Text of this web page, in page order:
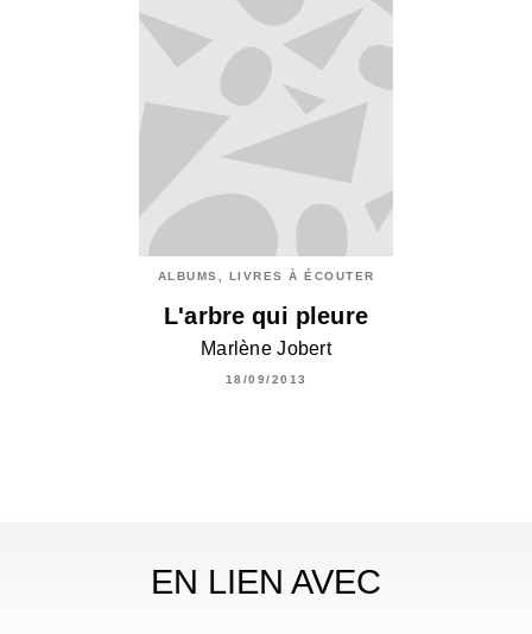
ALBUMS, LIVRES À ÉCOUTER
L'arbre qui pleure
Marlène Jobert
18/09/2013
EN LIEN AVEC